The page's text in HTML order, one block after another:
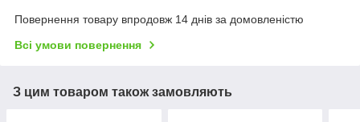
Повернення товару впродовж 14 днів за домовленістю
Всі умови повернення
З цим товаром також замовляють